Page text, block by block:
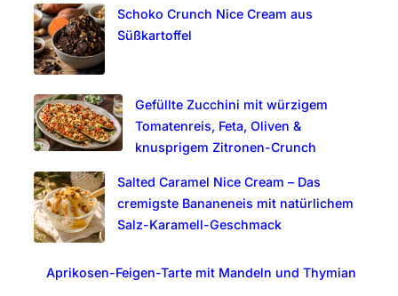
Schoko Crunch Nice Cream aus
Süßkartoffel
Gefüllte Zucchini mit würzigem
Tomatenreis, Feta, Oliven &
knusprigem Zitronen-Crunch
Salted Caramel Nice Cream – Das
cremigste Bananeneis mit natürlichem
Salz-Karamell-Geschmack
Aprikosen-Feigen-Tarte mit Mandeln und Thymian